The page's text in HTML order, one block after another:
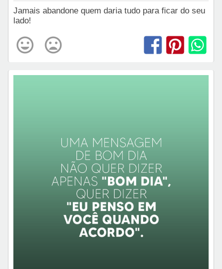
Jamais abandone quem daria tudo para ficar do seu
lado!